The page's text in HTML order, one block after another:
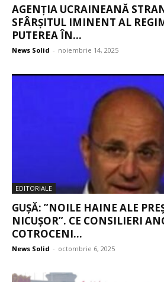
AGENȚIA UCRAINEANĂ
SFÂRȘITUL IMINENT AL
PUTEREA ÎN...
News Solid - noiembrie 14, 2025
EDITORIALE
GUȘĂ: ”NOILE HAINE ALE
NICUȘOR”. CE CONSILIERI
COTROCENI...
News Solid - octombrie 6, 2025